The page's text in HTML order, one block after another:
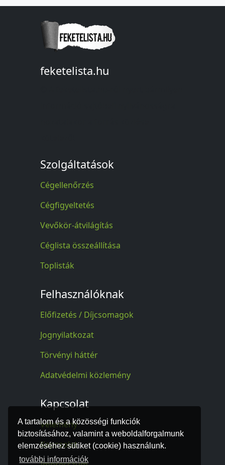
A tartalom és a közösségi funkciók
biztosításához, valamint a weboldalforgalmunk
elemzéséhez sütiket (cookie) használunk.
további információk
feketelista.hu
Szolgáltatások
Cégellenőrzés
Cégfigyeltetés
Vevőkör-átvilágítás
Céglista összeállítása
Toplisták
Felhasználóknak
Előfizetés / Díjcsomagok
Jognyilatkozat
Törvényi háttér
Adatvédelmi közlemény
Kapcsolat
Vélemény
Kapcsolat